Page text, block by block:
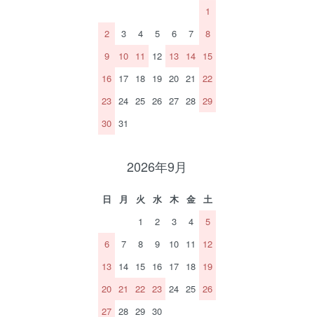
1
2
3 4 5 6 7
8
9
10 11 12 13 14 15
16 17 18 19 20 21
22
23 24 25 26 27 28 29
30 31
2026年9月
日 月 火 水 木 金
土
1
2 3 4
5
6
7 8 9 10 11
12
13 14 15 16 17 18 19
20 21 22 23 24 25 26
27 28 29 30